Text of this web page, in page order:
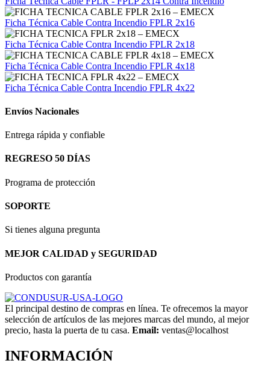
Ficha Técnica Cable Contra Incendio FPLR 2x16
Ficha Técnica Cable Contra Incendio FPLR 2x18
Ficha Técnica Cable Contra Incendio FPLR 4x18
Ficha Técnica Cable Contra Incendio FPLR 4x22
Envíos Nacionales
Entrega rápida y confiable
REGRESO 50 DÍAS
Programa de protección
SOPORTE
Si tienes alguna pregunta
MEJOR CALIDAD y SEGURIDAD
Productos con garantía
El principal destino de compras en línea. Te ofrecemos la mayor
selección de artículos de las mejores marcas del mundo, al mejor
precio, hasta la puerta de tu casa. Email: ventas@localhost
INFORMACIÓN